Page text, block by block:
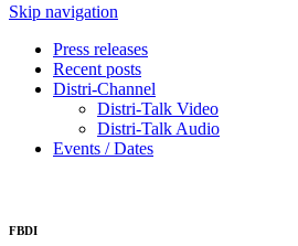
Skip navigation
Press releases
Recent posts
Distri-Channel
Distri-Talk Video
Distri-Talk Audio
Events / Dates
FBDI